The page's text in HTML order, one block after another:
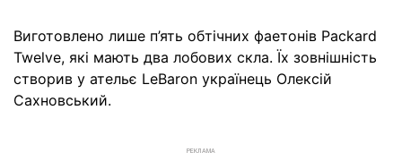
Виготовлено лише п’ять обтічних фаетонів Packard
Twelve, які мають два лобових скла. Їх зовнішність
створив у ательє LeBaron українець Олексій
Сахновський.
РЕКЛАМА